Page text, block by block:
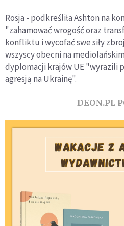
Rosja - podkreśliła Ashton na
"zahamować wrogość oraz
konfliktu i wycofać swe siły
wszyscy obecni na
dyplomacji krajów UE "wyrazili
agresją na Ukrainę".
DEON.PL